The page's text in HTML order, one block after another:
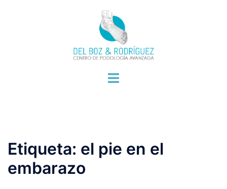
Alternar
Etiqueta: el pie en el
embarazo